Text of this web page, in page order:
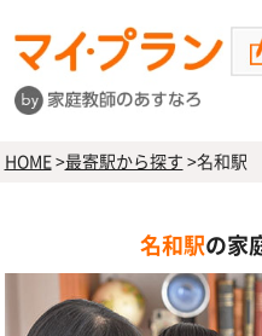
HOME>最寄駅から探す >名和駅
名和駅の家